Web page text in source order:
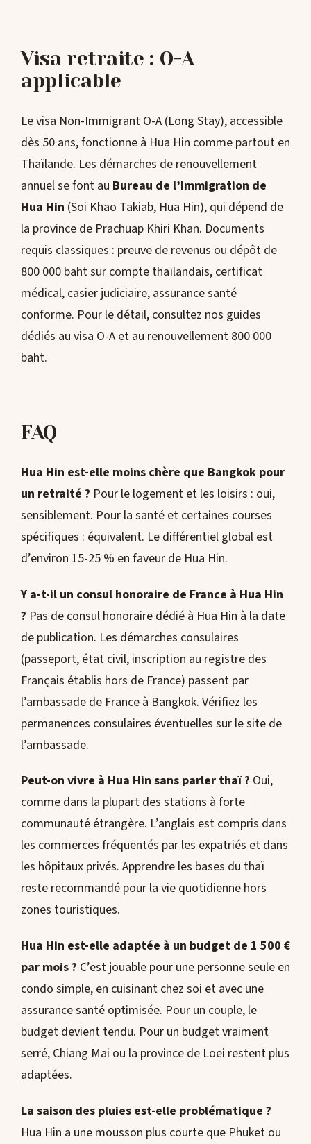
Visa retraite : O-A
applicable
Le visa Non-Immigrant O-A (Long Stay), accessible
dès 50 ans, fonctionne à Hua Hin comme partout en
Thaïlande. Les démarches de renouvellement
annuel se font au Bureau de l’Immigration de
Hua Hin (Soi Khao Takiab, Hua Hin), qui dépend de
la province de Prachuap Khiri Khan. Documents
requis classiques : preuve de revenus ou dépôt de
800 000 baht sur compte thaïlandais, certificat
médical, casier judiciaire, assurance santé
conforme. Pour le détail, consultez nos guides
dédiés au visa O-A et au renouvellement 800 000
baht.
FAQ
Hua Hin est-elle moins chère que Bangkok pour
un retraité ? Pour le logement et les loisirs : oui,
sensiblement. Pour la santé et certaines courses
spécifiques : équivalent. Le différentiel global est
d’environ 15-25 % en faveur de Hua Hin.
Y a-t-il un consul honoraire de France à Hua Hin
? Pas de consul honoraire dédié à Hua Hin à la date
de publication. Les démarches consulaires
(passeport, état civil, inscription au registre des
Français établis hors de France) passent par
l’ambassade de France à Bangkok. Vérifiez les
permanences consulaires éventuelles sur le site de
l’ambassade.
Peut-on vivre à Hua Hin sans parler thaï ? Oui,
comme dans la plupart des stations à forte
communauté étrangère. L’anglais est compris dans
les commerces fréquentés par les expatriés et dans
les hôpitaux privés. Apprendre les bases du thaï
reste recommandé pour la vie quotidienne hors
zones touristiques.
Hua Hin est-elle adaptée à un budget de 1 500 €
par mois ? C’est jouable pour une personne seule en
condo simple, en cuisinant chez soi et avec une
assurance santé optimisée. Pour un couple, le
budget devient tendu. Pour un budget vraiment
serré, Chiang Mai ou la province de Loei restent plus
adaptées.
La saison des pluies est-elle problématique ?
Hua Hin a une mousson plus courte que Phuket ou